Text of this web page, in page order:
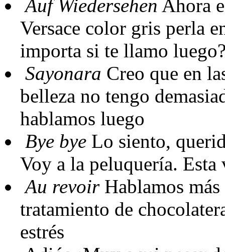
Auf Wiedersehen Ahora
Versace color gris perla
importa si te llamo
Sayonara Creo que en
belleza no tengo
hablamos luego
Bye bye Lo siento,
Voy a la peluquería.
Au revoirHablamos más
tratamiento de
estrés